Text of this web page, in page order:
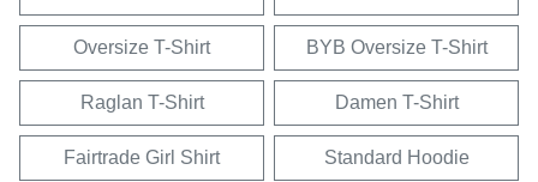
Oversize T-Shirt BYB Oversize T-Shirt
Raglan T-Shirt Damen T-Shirt
Fairtrade Girl Shirt Standard Hoodie